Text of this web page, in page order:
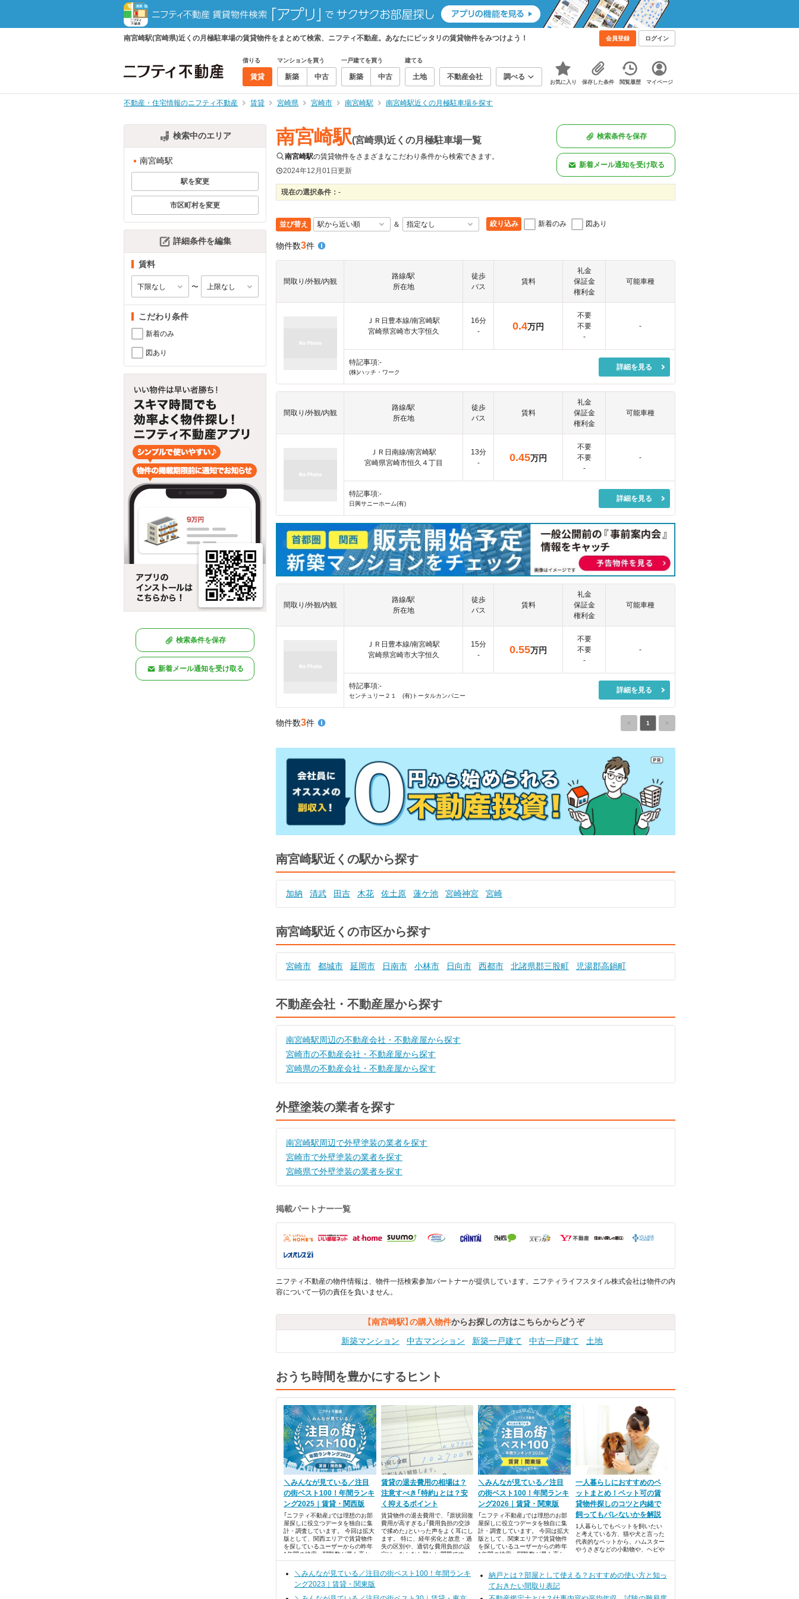
南宮崎駅(宮崎県)近くの月極駐車場の賃貸物件をまとめて検索、ニフティ不動産。あなたにピッタリの賃貸物件をみつけよう！ 会員登録 ログイン
借りる
賃貸
マンションを買う
新築 中古
一戸建てを買う
新築 中古
建てる
土地 不動産会社 調べる
お気に入り 保存した条件 閲覧履歴 マイページ
不動産・住宅情報のニフティ不動産 賃貸 宮崎県 宮崎市 南宮崎駅 南宮崎駅近くの月極駐車場を探す
検索中のエリア
南宮崎駅
駅を変更
市区町村を変更
詳細条件を編集
賃料
〜
こだわり条件
新着のみ
図あり
検索条件を保存
新着メール通知を受け取る
南宮崎駅(宮崎県)近くの月極駐車場一覧
南宮崎駅の賃貸物件をさまざまなこだわり条件から検索できます。
2024年12月01日更新
検索条件を保存
新着メール通知を受け取る
現在の選択条件： -
並び替え ＆ 絞り込み 新着のみ 図あり
物件数3件
間取り/外観/内観
路線/駅
所在地
徒歩
バス
賃料
礼金
保証金
権利金
可能車種
ＪＲ日豊本線/南宮崎駅
宮崎県宮崎市大字恒久
16分
-
0.4万円
不要
不要
-
-
特記事項:-
(株)ハッチ・ワーク
詳細を見る
間取り/外観/内観
路線/駅
所在地
徒歩
バス
賃料
礼金
保証金
権利金
可能車種
ＪＲ日南線/南宮崎駅
宮崎県宮崎市恒久４丁目
13分
-
0.45万円
不要
不要
-
-
特記事項:-
日興サニーホーム(有)
詳細を見る
間取り/外観/内観
路線/駅
所在地
徒歩
バス
賃料
礼金
保証金
権利金
可能車種
ＪＲ日豊本線/南宮崎駅
宮崎県宮崎市大字恒久
15分
-
0.55万円
不要
不要
-
-
特記事項:-
センチュリー２１ (有)トータルカンパニー
詳細を見る
物件数3件 < 1 >
南宮崎駅近くの駅から探す
加納 清武 田吉 木花 佐土原 蓮ケ池 宮崎神宮 宮崎
南宮崎駅近くの市区から探す
宮崎市 都城市 延岡市 日南市 小林市 日向市 西都市 北諸県郡三股町 児湯郡高鍋町
不動産会社・不動産屋から探す
南宮崎駅周辺の不動産会社・不動産屋から探す
宮崎市の不動産会社・不動産屋から探す
宮崎県の不動産会社・不動産屋から探す
外壁塗装の業者を探す
南宮崎駅周辺で外壁塗装の業者を探す
宮崎市で外壁塗装の業者を探す
宮崎県で外壁塗装の業者を探す
掲載パートナー一覧
ニフティ不動産の物件情報は、物件一括検索参加パートナーが提供しています。ニフティライフスタイル株式会社は物件の内
容について一切の責任を負いません。
【南宮崎駅】の購入物件からお探しの方はこちらからどうぞ
新築マンション
中古マンション 新築一戸建て 中古一戸建て 土地
おうち時間を豊かにするヒント
＼みんなが見ている／注目
の街ベスト100！年間ランキ
ング2025｜賃貸・関西版
「ニフティ不動産」では理想のお部
屋探しに役立つデータを独自に集
計・調査しています。 今回は拡大
版として、関西エリアで賃貸物件
を探しているユーザーからの昨年
1年間の検索・閲覧数が最も高か
った、注目の街ランキングベスト
100を発表します！
賃貸の退去費用の相場は？
注意すべき「特約」とは？安
く抑えるポイント
賃貸物件の退去費用で、「原状回復
費用が高すぎる」「費用負担の交渉
で揉めた」といった声をよく耳にし
ます。 特に、経年劣化と故意・過
失の区別や、適切な費用負担の設
定は、なかなか難しい問題です。
＼みんなが見ている／注目
の街ベスト100！年間ランキ
ング2026｜賃貸・関東版
「ニフティ不動産」では理想のお部
屋探しに役立つデータを独自に集
計・調査しています。 今回は拡大
版として、関東エリアで賃貸物件
を探しているユーザーからの昨年
1年間の検索・閲覧数が最も高か
った、注目の街ランキングベスト
一人暮らしにおすすめのペ
ットまとめ！ペット可の賃
貸物件探しのコツと内緒で
飼ってもバレないかを解説
1人暮らしでもペットを飼いたい
と考えている方、猫や犬と言った
代表的なペットから、ハムスター
やうさぎなどの小動物や、ヘビや
なと想像すると、夢が広がります
よね。
＼みんなが見ている／注目の街ベスト100！年間ランキ
ング2023｜賃貸・関東版
納戸とは？部屋として使える？おすすめの使い方と知っ
ておきたい間取り表記